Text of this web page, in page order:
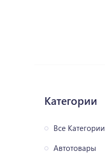
Категории
Все Категории
Автотовары